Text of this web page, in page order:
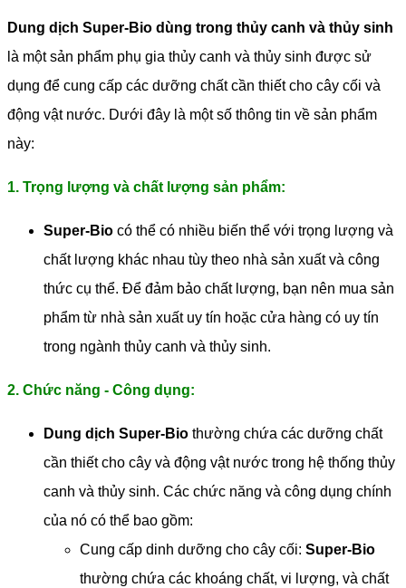
Dung dịch Super-Bio dùng trong thủy canh và thủy sinh
là một sản phẩm phụ gia thủy canh và thủy sinh được sử
dụng để cung cấp các dưỡng chất cần thiết cho cây cối và
động vật nước. Dưới đây là một số thông tin về sản phẩm
này:
1. Trọng lượng và chất lượng sản phẩm:
Super-Bio có thể có nhiều biến thể với trọng lượng và
chất lượng khác nhau tùy theo nhà sản xuất và công
thức cụ thể. Để đảm bảo chất lượng, bạn nên mua sản
phẩm từ nhà sản xuất uy tín hoặc cửa hàng có uy tín
trong ngành thủy canh và thủy sinh.
2. Chức năng - Công dụng:
Dung dịch Super-Bio thường chứa các dưỡng chất
cần thiết cho cây và động vật nước trong hệ thống thủy
canh và thủy sinh. Các chức năng và công dụng chính
của nó có thể bao gồm:
Cung cấp dinh dưỡng cho cây cối: Super-Bio
thường chứa các khoáng chất, vi lượng, và chất